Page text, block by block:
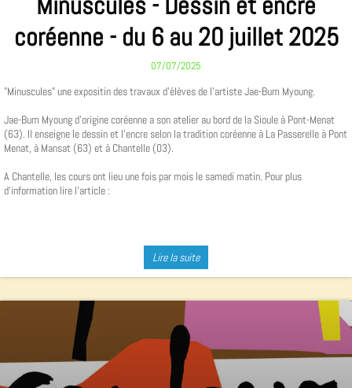
coréenne - du 6 au 20 juillet 2025
07/07/2025
"Minuscules" une expositin des travaux d'élèves de l'artiste Jae-Bum Myoung.
Jae-Bum Myoung d'origine coréenne a son atelier au bord de la Sioule à Pont-Menat
(63). Il enseigne le dessin et l'encre selon la tradition coréenne à La Passerelle à Pont
Menat, à Mansat (63) et à Chantelle (03).
A Chantelle, les cours ont lieu une fois par mois le samedi matin. Pour plus
d'information lire l'article :
Lire la suite